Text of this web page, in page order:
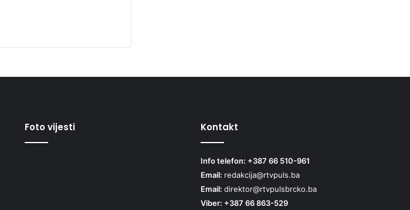
Foto vijesti Kontakt
Info telefon: +387 66 510-961
Email: redakcija@rtvpuls.ba
Email: direktor@rtvpulsbrcko.ba
Viber: +387 66 863-529